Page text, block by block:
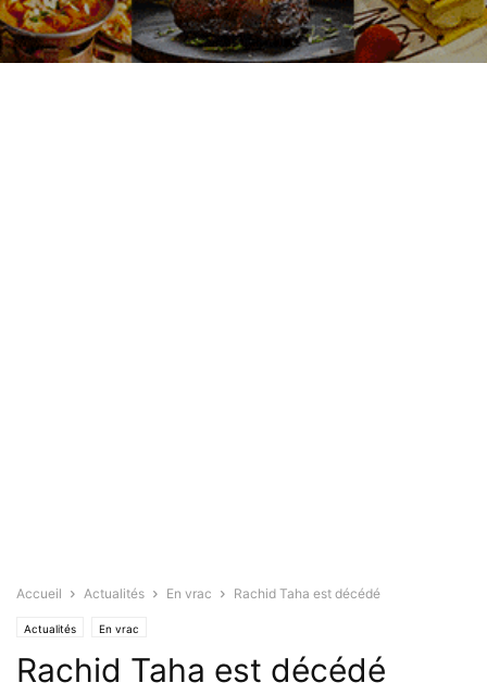
Accueil Actualités En vrac Rachid Taha est décédé
Actualités En vrac
Rachid Taha est décédé